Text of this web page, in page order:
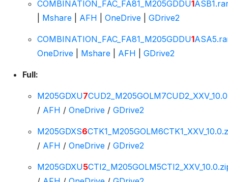
COMBINATION_FAC_FA81_M205GDDU1
Mshare| AFH OneDrive| GDrive2
COMBINATION_FAC_FA81_M205GDDU1
OneDrive| Mshare| AFH GDrive2
Full:
M205GDXU7
/ AFH / OneDrive/ GDrive2
M205GDXS6
/ AFH / OneDrive/ GDrive2
M205GDXU5